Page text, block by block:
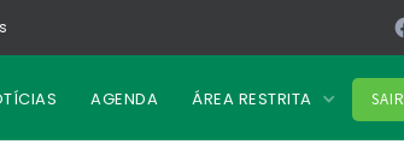
AGENDA ÁREA RESTRITA SAIR